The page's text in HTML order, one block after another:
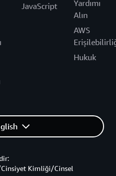
JavaScript
Yardımı
Alın
AWS
Hukuk
Kimliği/Cinsel